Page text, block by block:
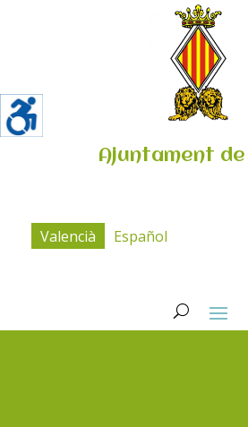
Ajuntament
Valencià Español